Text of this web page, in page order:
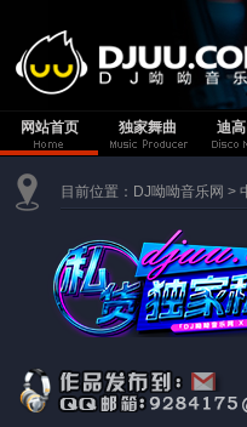
网站首页
独家舞曲 迪
目前位置： DJ呦呦音乐网 >